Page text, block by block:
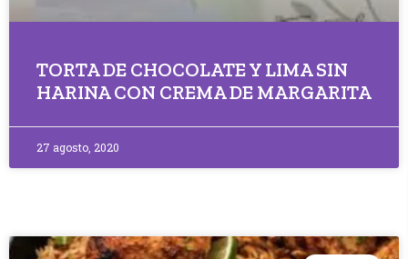
TORTA DE CHOCOLATE Y LIMA SIN
HARINA CON CREMA DE MARGARITA
27 agosto, 2020